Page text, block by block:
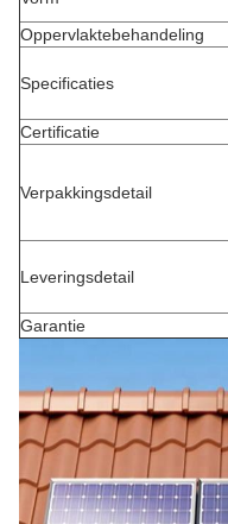
Oppervlaktebehandeling
Specificaties
Certificatie
Verpakkingsdetail
Leveringsdetail
Garantie